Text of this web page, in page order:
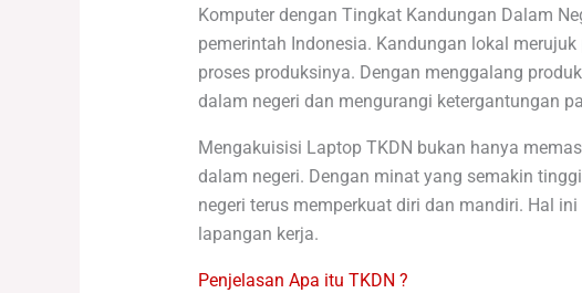
Komputer dengan Tingkat Kandungan Dalam
pemerintah Indonesia. Kandungan lokal
proses produksinya. Dengan menggalang
dalam negeri dan mengurangi ketergantungan
Mengakuisisi Laptop TKDN bukan hanya
dalam negeri. Dengan minat yang semakin
negeri terus memperkuat diri dan mandiri. Hal
lapangan kerja.
Penjelasan Apa itu TKDN ?